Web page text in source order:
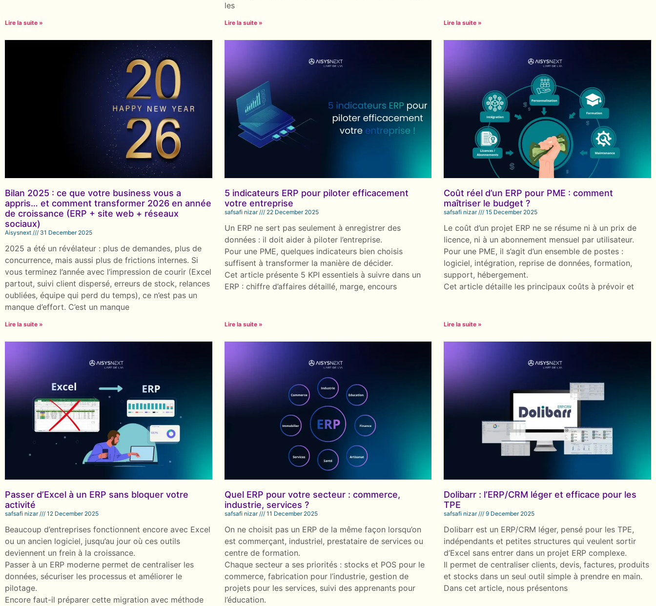
Lire la suite »
les
Lire la suite » Lire la suite »
Bilan 2025 : ce que votre business vous a
appris… et comment transformer 2026 en année
de croissance (ERP + site web + réseaux
sociaux)
Aisysnext 31 December 2025
2025 a été un révélateur : plus de demandes, plus de
concurrence, mais aussi plus de frictions internes. Si
vous terminez l’année avec l’impression de courir (Excel
partout, suivi client dispersé, erreurs de stock, relances
oubliées, équipe qui perd du temps), ce n’est pas un
manque d’effort. C’est un manque
Lire la suite »
5 indicateurs ERP pour piloter efficacement
votre entreprise
safsafi nizar 22 December 2025
Un ERP ne sert pas seulement à enregistrer des
données : il doit aider à piloter l’entreprise.
Pour une PME, quelques indicateurs bien choisis
suffisent à transformer la manière de décider.
Cet article présente 5 KPI essentiels à suivre dans un
ERP : chiffre d’affaires détaillé, marge, encours
Lire la suite »
Coût réel d’un ERP pour PME : comment
maîtriser le budget ?
safsafi nizar 15 December 2025
Le coût d’un projet ERP ne se résume ni à un prix de
licence, ni à un abonnement mensuel par utilisateur.
Pour une PME, il s’agit d’un ensemble de postes :
logiciel, intégration, reprise de données, formation,
support, hébergement.
Cet article détaille les principaux coûts à prévoir et
Lire la suite »
Passer d’Excel à un ERP sans bloquer votre
activité
safsafi nizar 12 December 2025
Beaucoup d’entreprises fonctionnent encore avec Excel
ou un ancien logiciel, jusqu’au jour où ces outils
deviennent un frein à la croissance.
Passer à un ERP moderne permet de centraliser les
données, sécuriser les processus et améliorer le
pilotage.
Encore faut-il préparer cette migration avec méthode
Quel ERP pour votre secteur : commerce,
industrie, services ?
safsafi nizar 11 December 2025
On ne choisit pas un ERP de la même façon lorsqu’on
est commerçant, industriel, prestataire de services ou
centre de formation.
Chaque secteur a ses priorités : stocks et POS pour le
commerce, fabrication pour l’industrie, gestion de
projets pour les services, suivi des apprenants pour
l’éducation.
Dolibarr : l’ERP/CRM léger et efficace pour les
TPE
safsafi nizar 9 December 2025
Dolibarr est un ERP/CRM léger, pensé pour les TPE,
indépendants et petites structures qui veulent sortir
d’Excel sans entrer dans un projet ERP complexe.
Il permet de centraliser clients, devis, factures, produits
et stocks dans un seul outil simple à prendre en main.
Dans cet article, nous présentons